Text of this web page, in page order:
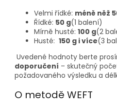
Velmi řídké: méně něž
Řídké: 50 g(1 balení)
Mírně husté: 100 g(2
Husté: 150 g i více(3
Uvedené hodnoty berte
doporučení – skutečný
požadovaného výsledku a
O metodě WEFT